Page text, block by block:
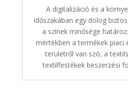
A digitalizáció és a
időszakában egy dolog
a színek minősége
mértékben a termékek piaci
területről van szó, a
textilfestékek beszerzési